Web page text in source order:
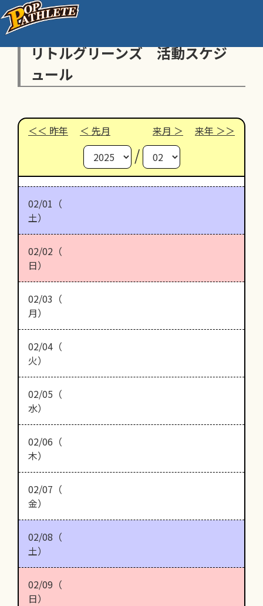
リトルグリーンズ 活動スケジ
ュール
昨年 先月 来月 来年
/
02/01（
土）
02/02（
日）
02/03（
月）
02/04（
火）
02/05（
水）
02/06（
木）
02/07（
金）
02/08（
土）
02/09（
日）